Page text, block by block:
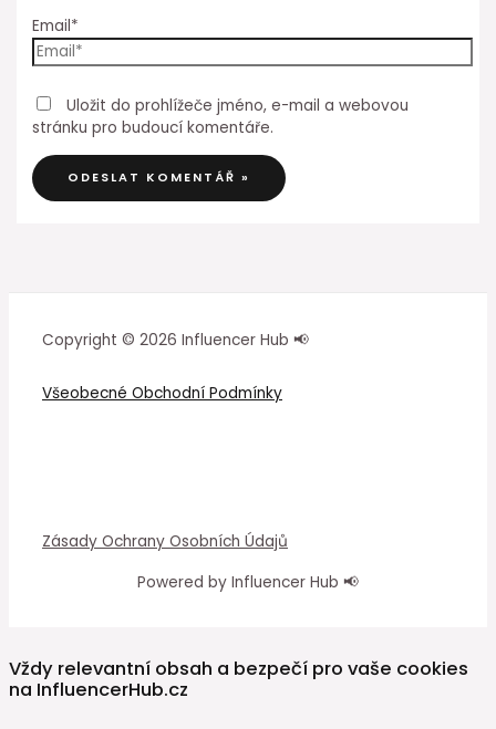
Email*
Uložit do prohlížeče jméno, e-mail a webovou
stránku pro budoucí komentáře.
Copyright © 2026 Influencer Hub 📢
Všeobecné Obchodní Podmínky
Zásady Ochrany Osobních Údajů
Powered by Influencer Hub 📢
Vždy relevantní obsah a bezpečí pro vaše cookies
na InfluencerHub.cz